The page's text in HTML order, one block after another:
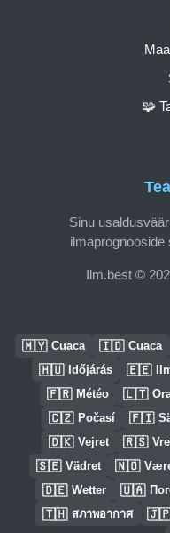
Sinu
Ilm.best ©
🧩
🇲🇾 Cuaca 🇮🇩 Cuaca
🇭🇺 Időjárás 🇪🇪
🇫🇷 Météo 🇱🇹
🇨🇿 Počasí 🇫🇮
🇩🇰 Vejret 🇷🇸
🇸🇪 Vädret 🇳🇴
🇩🇪 Wetter 🇺🇦
🇹🇭 สภาพอากาศ